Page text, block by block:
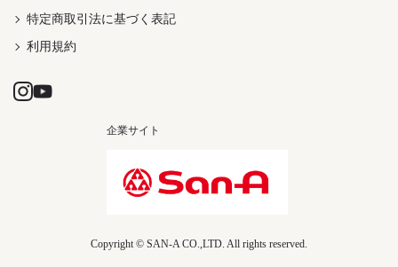
特定商取引法に基づく表記
利用規約
企業サイト
Copyright © SAN-A CO.,LTD. All rights reserved.